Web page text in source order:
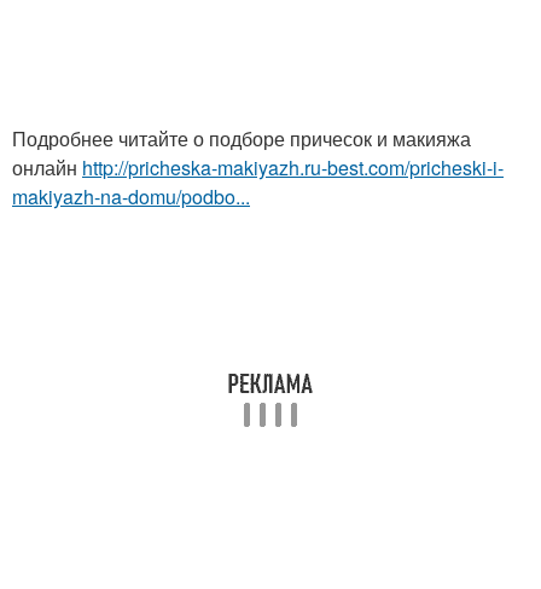
Подробнее читайте о подборе причесок и макияжа
онлайн http://pricheska-makiyazh.ru-best.com/pricheski-i-
makiyazh-na-domu/podbo...